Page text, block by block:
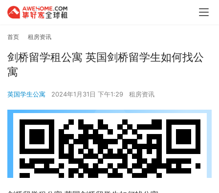
首页 租房资讯
剑桥留学租公寓 英国剑桥留学生如何找公
寓
英国学生公寓 2024年1月31日 下午1:29 租房资讯